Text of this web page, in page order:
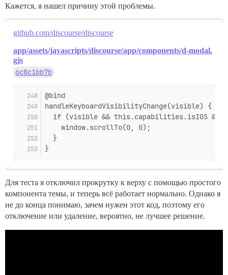
Кажется, я нашел причину этой проблемы.
github.com/discourse/discourse
app/assets/javascripts/discourse/app/components/d-modal.
gjs
6c8c1bb7b
@bind
handleKeyboardVisibilityChange(visible) {
if (visible && this.capabilities.isIOS &&
    window.scrollTo(0, 0);
  }
}
Для теста я отключил прокрутку к верху с помощью простого
компонента темы, и теперь всё работает нормально. Однако я
не до конца понимаю, зачем нужен этот код, поэтому его
отключение или удаление, вероятно, не лучшее решение.